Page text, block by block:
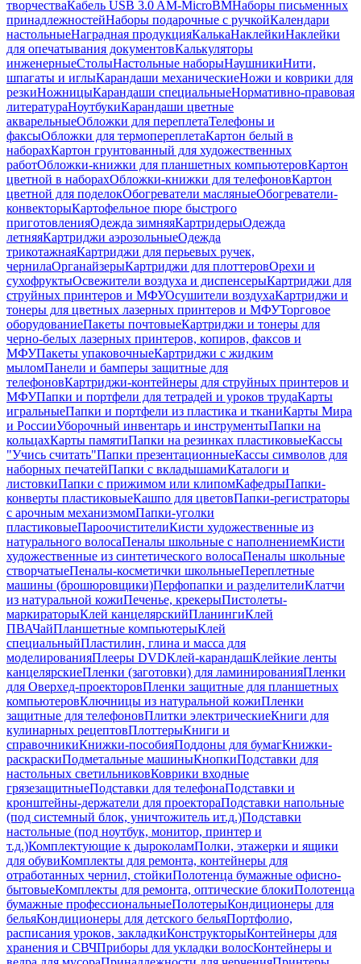
творчестваКабель USB 3.0 AM-MicroBMНаборы письменных
принадлежностейНаборы подарочные с ручкойКалендари
настольныеНаградная продукцияКалькаНаклейкиНаклейки
для опечатывания документовКалькуляторы
инженерныеСтолыНастольные наборыНаушникиНити,
шпагаты и иглыКарандаши механическиеНожи и коврики для
резкиНожницыКарандаши специальныеНормативно-правовая
литератураНоутбукиКарандаши цветные
акварельныеОбложки для переплетаТелефоны и
факсыОбложки для термопереплетаКартон белый в
наборахКартон грунтованный для художественных
работОбложки-книжки для планшетных компьютеровКартон
цветной в наборахОбложки-книжки для телефоновКартон
цветной для поделокОбогреватели масляныеОбогреватели-
конвекторыКартофельное пюре быстрого
приготовленияОдежда зимняяКартридерыОдежда
летняяКартриджи аэрозольныеОдежда
трикотажнаяКартриджи для перьевых ручек,
чернилаОрганайзерыКартриджи для плоттеровОрехи и
сухофруктыОсвежители воздуха и диспенсерыКартриджи для
струйных принтеров и МФУОсушители воздухаКартриджи и
тонеры для цветных лазерных принтеров и МФУТорговое
оборудованиеПакеты почтовыеКартриджи и тонеры для
черно-белых лазерных принтеров, копиров, факсов и
МФУПакеты упаковочныеКартриджи с жидким
мыломПанели и бамперы защитные для
телефоновКартриджи-контейнеры для струйных принтеров и
МФУПапки и портфели для тетрадей и уроков трудаКарты
игральныеПапки и портфели из пластика и тканиКарты Мира
и РоссииУборочный инвентарь и инструментыПапки на
кольцахКарты памятиПапки на резинках пластиковыеКассы
"Учись считать"Папки презентационныеКассы символов для
наборных печатейПапки с вкладышамиКаталоги и
листовкиПапки с прижимом или клипомКафедрыПапки-
конверты пластиковыеКашпо для цветовПапки-регистраторы
с арочным механизмомПапки-уголки
пластиковыеПароочистителиКисти художественные из
натурального волосаПеналы школьные с наполнениемКисти
художественные из синтетического волосаПеналы школьные
створчатыеПеналы-косметички школьныеПереплетные
машины (брошюровщики)Перфопапки и разделителиКлатчи
из натуральной кожиПеченье, крекерыПистолеты-
маркираторыКлей канцелярскийПланингиКлей
ПВАЧайПланшетные компьютерыКлей
специальныйПластилин, глина и масса для
моделированияПлееры DVDКлей-карандашКлейкие ленты
канцелярскиеПленки (заготовки) для ламинированияПленки
для Оверхед-проекторовПленки защитные для планшетных
компьютеровКлючницы из натуральной кожиПленки
защитные для телефоновПлитки электрическиеКниги для
кулинарных рецептовПлоттерыКниги и
справочникиКнижки-пособияПоддоны для бумагКнижки-
раскраскиПодметальные машиныКнопкиПодставки для
настольных светильниковКоврики входные
грязезащитныеПодставки для телефонаПодставки и
кронштейны-держатели для проектораПодставки напольные
(под системный блок, уничтожитель ит.д.)Подставки
настольные (под ноутбук, монитор, принтер и
т.д.)Комплектующие к дыроколамПолки, этажерки и ящики
для обувиКомплекты для ремонта, контейнеры для
отработанных чернил, стойкиПолотенца бумажные офисно-
бытовыеКомплекты для ремонта, оптические блокиПолотенца
бумажные профессиональныеПолотерыКондиционеры для
бельяКондиционеры для детского бельяПортфолио,
расписания уроков, закладкиКонструкторыКонтейнеры для
хранения и СВЧПриборы для укладки волосКонтейнеры и